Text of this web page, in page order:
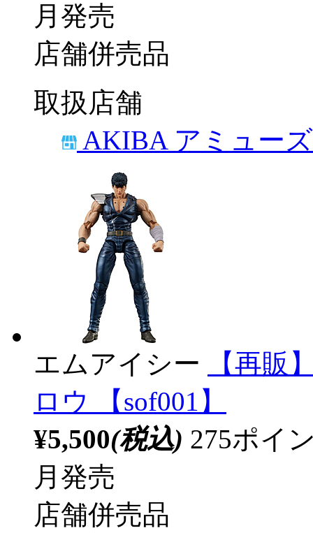
月発売
店舗併売品
取扱店舗
AKIBA アミュー
エムアイシー
【再販
ロウ 【sof001】
¥5,500(税込) 275ポイ
月発売
店舗併売品